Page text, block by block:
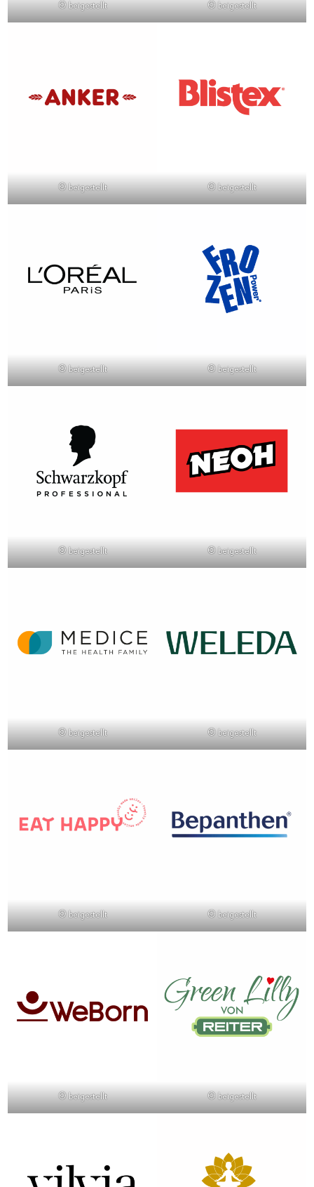
© beigestellt © beigestellt
© beigestellt © beigestellt
© beigestellt © beigestellt
© beigestellt © beigestellt
© beigestellt © beigestellt
© beigestellt © beigestellt
© beigestellt © beigestellt